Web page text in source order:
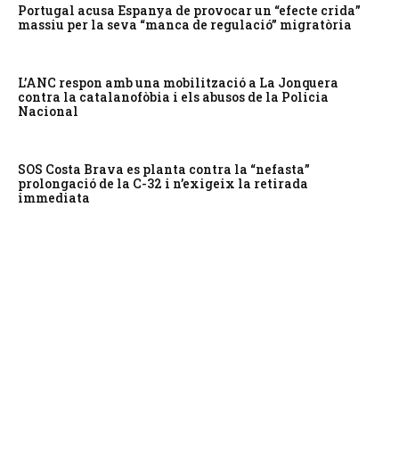
Portugal acusa Espanya de provocar un “efecte crida”
massiu per la seva “manca de regulació” migratòria
L’ANC respon amb una mobilització a La Jonquera
contra la catalanofòbia i els abusos de la Policia
Nacional
SOS Costa Brava es planta contra la “nefasta”
prolongació de la C-32 i n’exigeix la retirada
immediata